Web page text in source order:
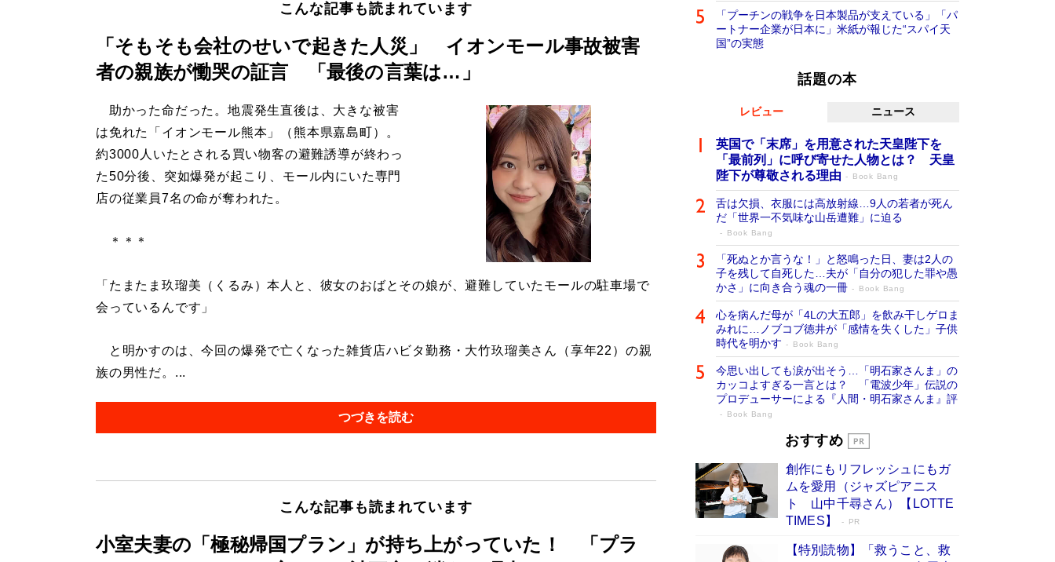
こんな記事も読まれています
「そもそも会社のせいで起きた人災」 イオンモール事故被害
者の親族が慟哭の証言 「最後の言葉は…」
助かった命だった。地震発生直後は、大きな被害
は免れた「イオンモール熊本」（熊本県嘉島町）。
約3000人いたとされる買い物客の避難誘導が終わっ
た50分後、突如爆発が起こり、モール内にいた専門
店の従業員7名の命が奪われた。
＊＊＊
「たまたま玖瑠美（くるみ）本人と、彼女のおばとその娘が、避難していたモールの駐車場で
会っているんです」
と明かすのは、今回の爆発で亡くなった雑貨店ハビタ勤務・大竹玖瑠美さん（享年22）の親
族の男性だ。...
つづきを読む
こんな記事も読まれています
小室夫妻の「極秘帰国プラン」が持ち上がっていた！ 「プラ
「プーチンの戦争を日本製品が支えている」「パ
ートナー企業が日本に」米紙が報じた“スパイ天
国”の実態
話題の本
レビュー ニュース
英国で「末席」を用意された天皇陛下を
「最前列」に呼び寄せた人物とは？ 天皇
陛下が尊敬される理由
Book Bang
舌は欠損、衣服には高放射線…9人の若者が死ん
だ「世界一不気味な山岳遭難」に迫る
Book Bang
「死ぬとか言うな！」と怒鳴った日、妻は2人の
子を残して自死した…夫が「自分の犯した罪や愚
かさ」に向き合う魂の一冊
Book Bang
心を病んだ母が「4Lの大五郎」を飲み干しゲロま
みれに…ノブコブ徳井が「感情を失くした」子供
時代を明かす
Book Bang
今思い出しても涙が出そう…「明石家さんま」の
カッコよすぎる一言とは？ 「電波少年」伝説の
プロデューサーによる『人間・明石家さんま』評
Book Bang
「宇宙兄弟」最終46巻がベストセラー1
物語に幕 特装版には「宇宙で描かれたマ
ンガ」も収録
Book Bang
美輪明宏 晩年の回答を集めた『ほほえんで生き
るための人生相談』がランクイン［エンターテイ
メントベストセラー］
Book Bang
おすすめ
創作にもリフレッシュにもガ
ムを愛用（ジャズピアニス
ト 山中千尋さん）【LOTTE
TIMES】
PR
【特別読物】「救うこと、救